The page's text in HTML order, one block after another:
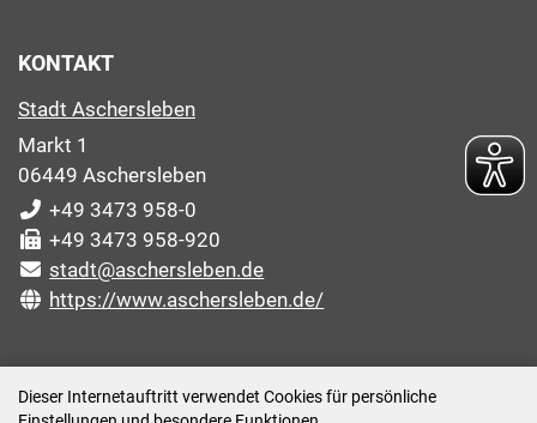
Dieser Internetauftritt verwendet Cookies für persönliche
KONTAKT
Stadt Aschersleben
Markt 1
06449 Aschersleben
+49 3473 958-0
+49 3473 958-920
stadt@aschersleben.de
https://www.aschersleben.de/